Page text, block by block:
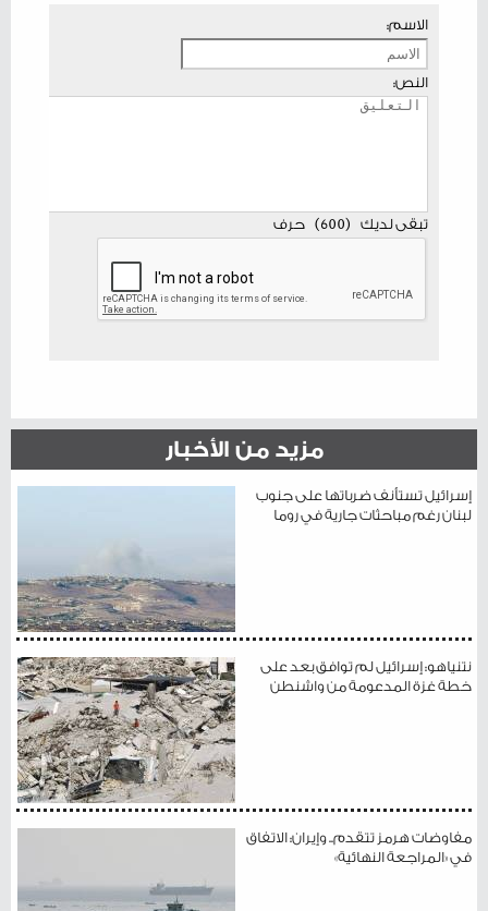
الاسم:
النص:
تبقى لديك (
600
) حرف
مزيد من الأخبار
إسرائيل تستأنف ضرباتها على جنوب
لبنان رغم مباحثات جارية في روما
نتنياهو: إسرائيل لم توافق بعد على
خطة غزة المدعومة من واشنطن
مفاوضات هرمز تتقدم.. وإيران: الاتفاق
في «المراجعة النهائية»